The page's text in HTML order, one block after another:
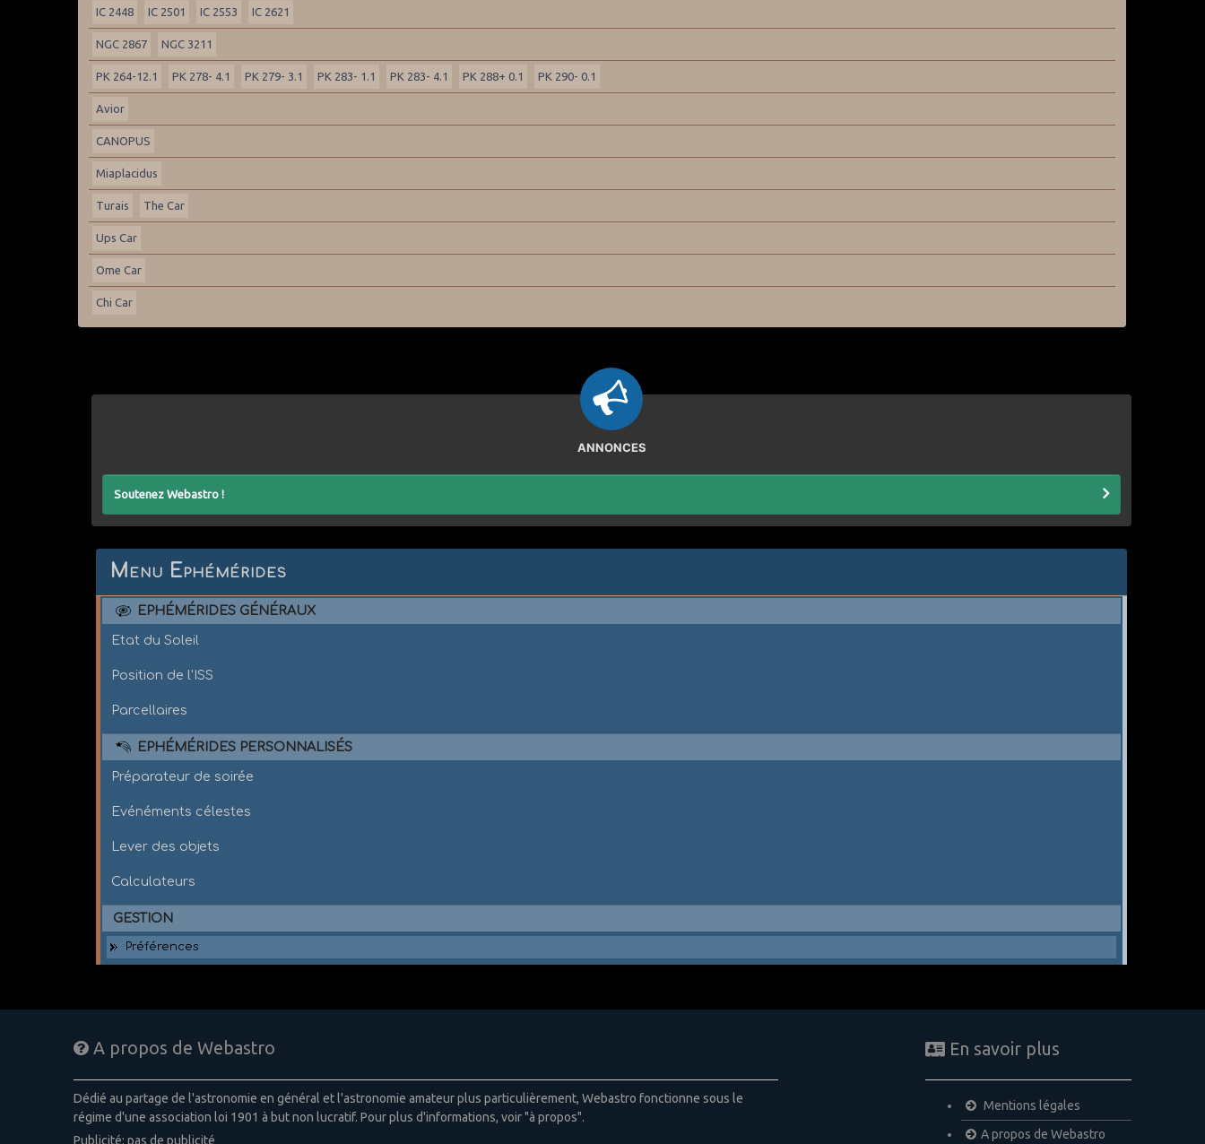
IC 2448 IC 2501 IC 2553 IC 2621
NGC 2867 NGC 3211
PK 264-12.1 PK 278- 4.1 PK 279- 3.1 PK 283- 1.1 PK 283- 4.1 PK 288+ 0.1 PK 290- 0.1
Avior
CANOPUS
Miaplacidus
Turais The Car
Ups Car
Ome Car
Chi Car
ANNONCES
Soutenez Webastro !
Menu Ephémérides
EPHÉMÉRIDES GÉNÉRAUX
Etat du Soleil
Position de l'ISS
Parcellaires
EPHÉMÉRIDES PERSONNALISÉS
Préparateur de soirée
Evénéments célestes
Lever des objets
Calculateurs
GESTION
Préférences
A propos de Webastro
Dédié au partage de l'astronomie en général et l'astronomie amateur plus particulièrement, Webastro fonctionne sous le
régime d'une association loi 1901 à but non lucratif. Pour plus d'informations, voir "à propos".
Publicité: pas de publicité
En savoir plus
Mentions légales
A propos de Webastro